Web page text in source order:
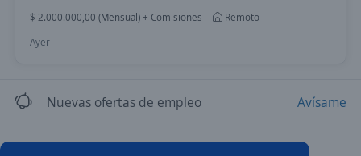
$ 2.000.000,00 (Mensual) + Comisiones
Remoto
Ayer
Nuevas ofertas de empleo Avísame